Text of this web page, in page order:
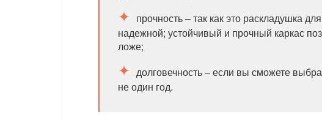
прочность – так как это раскладушка
надежной; устойчивый и прочный каркас
ложе;
долговечность – если вы сможете
не один год.